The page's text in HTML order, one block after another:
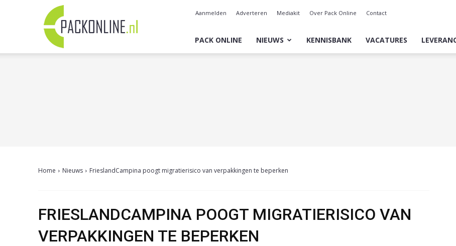
Pack
Online
Aanmelden Adverteren Mediakit Over Pack Online Contact
PACK ONLINE NIEUWS KENNISBANK VACATURES
Home Nieuws FrieslandCampina poogt migratierisico van verpakkingen te beperken
FRIESLANDCAMPINA POOGT MIGRATIERISICO VAN
VERPAKKINGEN TE BEPERKEN